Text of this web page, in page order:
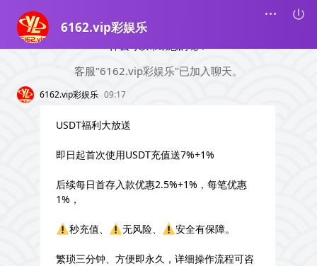
6162.vip彩娱乐
欢迎访问【彩61】客服中心，我们很荣幸可以为您服务，请问有
什么可以帮助您的呢？
客服"6162.vip彩娱乐"已加入聊天。
6162.vip彩娱乐 09:17
USDT福利大放送
即日起首次使用USDT充值送7%+1%
后续每日首存入款优惠2.5%+1%，每笔优惠
1%，
秒充值、 无风险、 安全有保障。
繁琐三分钟、方便即永久，详细操作流程可咨